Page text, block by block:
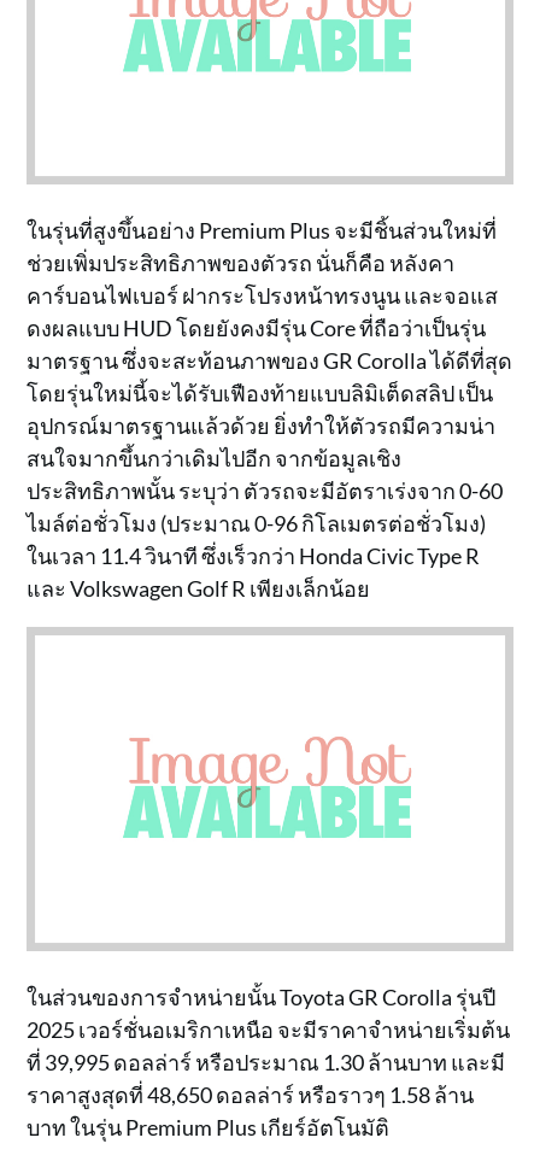
ในรุ่นที่สูงขึ้นอย่าง Premium Plus จะมีชิ้นส่วนใหม่ที่
ช่วยเพิ่มประสิทธิภาพของตัวรถ นั่นก็คือ หลังคา
คาร์บอนไฟเบอร์ ฝากระโปรงหน้าทรงนูน และจอแส
ดงผลแบบ HUD โดยยังคงมีรุ่น Core ที่ถือว่าเป็นรุ่น
มาตรฐาน ซึ่งจะสะท้อนภาพของ GR Corolla ได้ดีที่สุด
โดยรุ่นใหม่นี้จะได้รับเฟืองท้ายแบบลิมิเต็ดสลิป เป็น
อุปกรณ์มาตรฐานแล้วด้วย ยิ่งทำให้ตัวรถมีความน่า
สนใจมากขึ้นกว่าเดิมไปอีก จากข้อมูลเชิง
ประสิทธิภาพนั้น ระบุว่า ตัวรถจะมีอัตราเร่งจาก 0-60
ไมล์ต่อชั่วโมง (ประมาณ 0-96 กิโลเมตรต่อชั่วโมง)
ในเวลา 11.4 วินาที ซึ่งเร็วกว่า Honda Civic Type R
และ Volkswagen Golf R เพียงเล็กน้อย
ในส่วนของการจำหน่ายนั้น Toyota GR Corolla รุ่นปี
2025 เวอร์ชั่นอเมริกาเหนือ จะมีราคาจำหน่ายเริ่มต้น
ที่ 39,995 ดอลล่าร์ หรือประมาณ 1.30 ล้านบาท และมี
ราคาสูงสุดที่ 48,650 ดอลล่าร์ หรือราวๆ 1.58 ล้าน
บาท ในรุ่น Premium Plus เกียร์อัตโนมัติ